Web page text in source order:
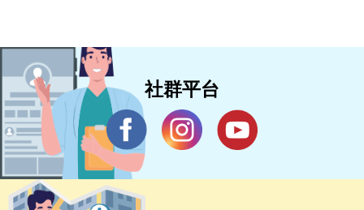
社群平台